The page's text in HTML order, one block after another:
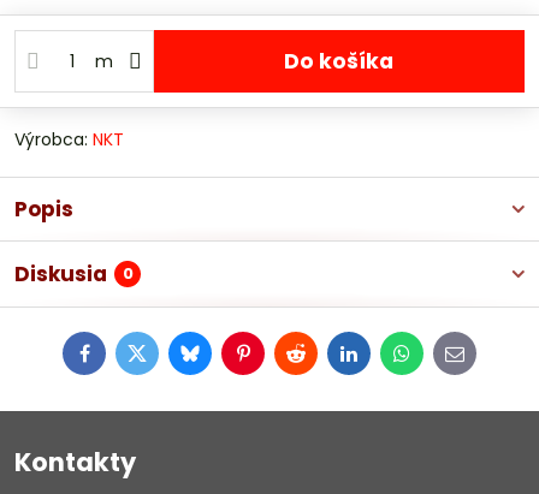
m Do košíka
Výrobca: NKT
Popis
Diskusia 0
FacebookTwitterBlueskyPinterestRedditLinkedInWhatsApp
E-
mail
Kontakty